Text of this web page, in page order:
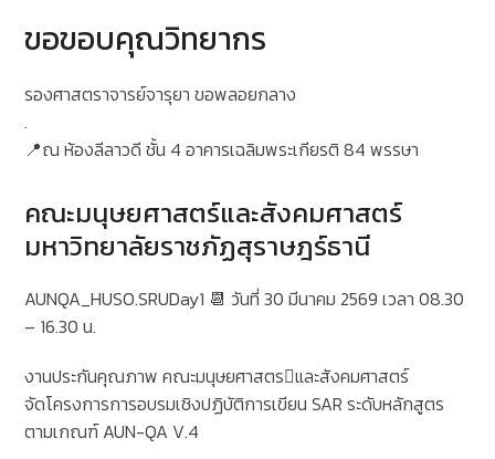
ขอขอบคุณวิทยากร
รองศาสตราจารย์จารุยา ขอพลอยกลาง
.
📍ณ ห้องลีลาวดี ชั้น 4 อาคารเฉลิมพระเกียรติ 84 พรรษา
คณะมนุษยศาสตร์และสังคมศาสตร์
มหาวิทยาลัยราชภัฏสุราษฎร์ธานี
AUNQA_HUSO.SRUDay1 📆 วันที่ 30 มีนาคม 2569 เวลา 08.30
– 16.30 น.
งานประกันคุณภาพ คณะมนุษยศาสตรและสังคมศาสตร์
จัดโครงการการอบรมเชิงปฏิบัติการเขียน SAR ระดับหลักสูตร
ตามเกณฑ์ AUN-QA V.4